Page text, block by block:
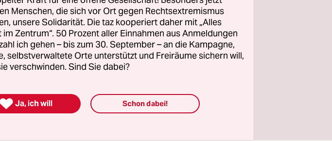
aber schon einen Tag nach
verdoppelt werden. Auf dem
aus Moskau.
Menschen, die sich vor Ort gegen Rechtsextremismus
unsere Solidarität. Die taz kooperiert daher mit „Alles
im Zentrum“. 50 Prozent aller Einnahmen aus Anmeldungen
ich gehen – bis zum 30. September – an die Kampagne,
selbstverwaltete Orte unterstützt und Freiräume sichern will,
verschwinden. Sind Sie dabei?
 Ja, ich will Schon dabei!